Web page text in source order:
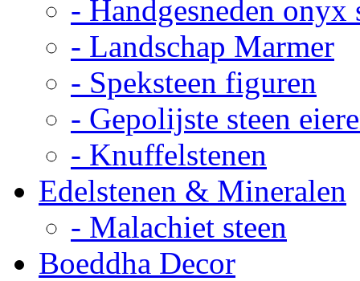
- Handgesneden onyx
- Landschap Marmer
- Speksteen figuren
- Gepolijste steen
- Knuffelstenen
Edelstenen & Mineralen
- Malachiet steen
Boeddha Decor